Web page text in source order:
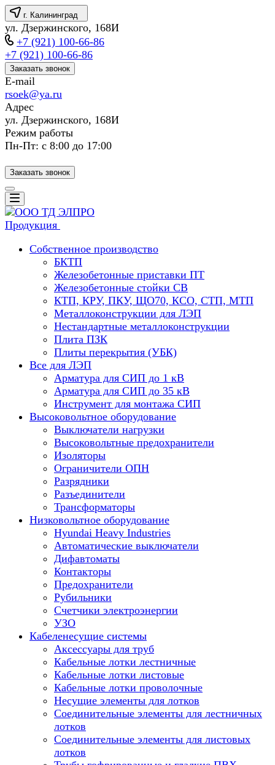
г. Калининград
ул. Дзержинского, 168И
+7 (921) 100-66-86
+7 (921) 100-66-86
Заказать звонок
E-mail
rsoek@ya.ru
Адрес
ул. Дзержинского, 168И
Режим работы
Пн-Пт: с 8:00 до 17:00
Заказать звонок
Продукция
Собственное производство
БКТП
Железобетонные приставки ПТ
Железобетонные стойки СВ
КТП, КРУ, ПКУ, ЩО70, КСО, СТП, МТП
Металлоконструкции для ЛЭП
Нестандартные металлоконструкции
Плита ПЗК
Плиты перекрытия (УБК)
Все для ЛЭП
Арматура для СИП до 1 кВ
Арматура для СИП до 35 кВ
Инструмент для монтажа СИП
Высоковольтное оборудование
Выключатели нагрузки
Высоковольтные предохранители
Изоляторы
Ограничители ОПН
Разрядники
Разъединители
Трансформаторы
Низковольтное оборудование
Hyundai Heavy Industries
Автоматические выключатели
Дифавтоматы
Контакторы
Предохранители
Рубильники
Счетчики электроэнергии
УЗО
Кабеленесущие системы
Аксессуары для труб
Кабельные лотки лестничные
Кабельные лотки листовые
Кабельные лотки проволочные
Несущие элементы для лотков
Соединительные элементы для лестничных
лотков
Соединительные элементы для листовых
лотков